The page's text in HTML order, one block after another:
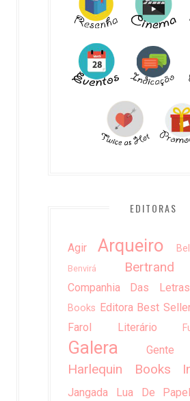
EDITORAS
Agir Arqueiro
Benvirá Bertrand
Companhia Das Letras
Books Editora Best
Farol Literário
Galera Gente
Harlequin Books
Jangada Lua De Papel